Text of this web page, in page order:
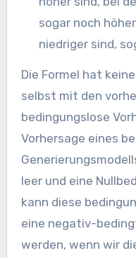
sogar noch
niedriger sind,
Die Formel hat
selbst mit den
bedingungslose
Vorhersage eines
leer und eine
kann diese
eine negativ-
werden, wenn wir